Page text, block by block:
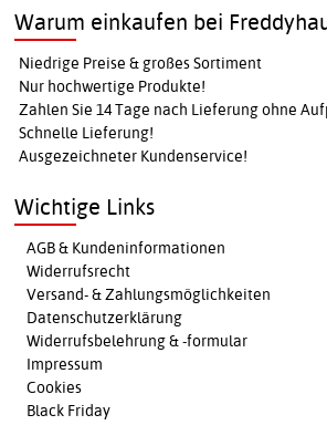
Warum einkaufen bei
Niedrige Preise & großes Sortiment
Nur hochwertige Produkte!
Zahlen Sie 14 Tage nach Lieferung ohne
Schnelle Lieferung!
Ausgezeichneter Kundenservice!
Wichtige Links
AGB & Kundeninformationen
Widerrufsrecht
Versand- & Zahlungsmöglichkeiten
Datenschutzerklärung
Widerrufsbelehrung & -formular
Impressum
Cookies
Black Friday